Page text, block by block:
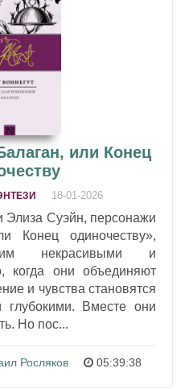
или Конец
18-01-2026
Элиза Суэйн, персонажи
Конец одиночеству»,
некрасивыми и
когда они объединяют
и чувства становятся
Вместе они
Но пос...
Росляков 05:39:38